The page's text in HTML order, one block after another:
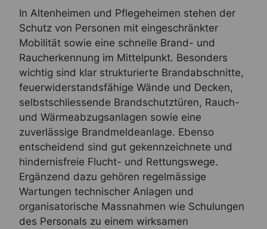
In Altenheimen und Pflegeheimen stehen der
Schutz von Personen mit eingeschränkter
Mobilität sowie eine schnelle Brand- und
Raucherkennung im Mittelpunkt. Besonders
wichtig sind klar strukturierte Brandabschnitte,
feuerwiderstandsfähige Wände und Decken,
selbstschliessende Brandschutztüren, Rauch-
und Wärmeabzugsanlagen sowie eine
zuverlässige Brandmeldeanlage. Ebenso
entscheidend sind gut gekennzeichnete und
hindernisfreie Flucht- und Rettungswege.
Ergänzend dazu gehören regelmässige
Wartungen technischer Anlagen und
organisatorische Massnahmen wie Schulungen
des Personals zu einem wirksamen